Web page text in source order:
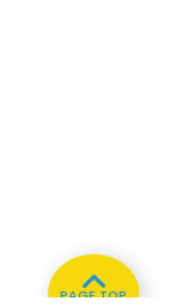
PAGE TOP